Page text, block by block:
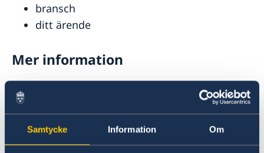
Samtycke Information Om
bransch
ditt ärende
Mer information
SOLVIT – ett nätverk för problemlösning där
EU-länderna samarbetar för att praktiskt lösa
problem som beror på att bestämmelserna för
den inre marknaden har tillämpats felaktigt.
SOLVIT